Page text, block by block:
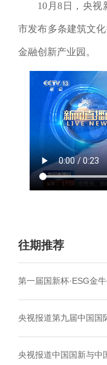
10月8日，央
市发布多条建筑文
金融创新产业园。
往期推荐
第一届国新杯·ESG金
央视报道第九届中国国
央视报道中国国新与中